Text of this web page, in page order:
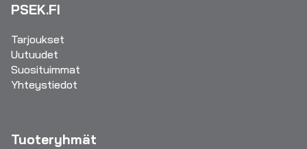
PSEK.FI
Tarjoukset
Uutuudet
Suosituimmat
Yhteystiedot
Tuoteryhmät